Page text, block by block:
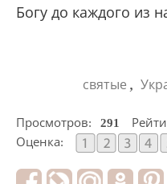
Богу до каждого из
святые ,
Просмотров: 291
Оценка: